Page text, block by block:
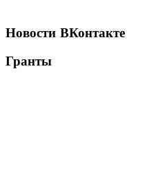
Новости ВКонтакте
Гранты